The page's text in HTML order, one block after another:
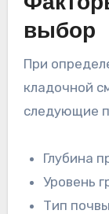
выбор
При
кладочной
следующие
Глубина
Уровень
Тип